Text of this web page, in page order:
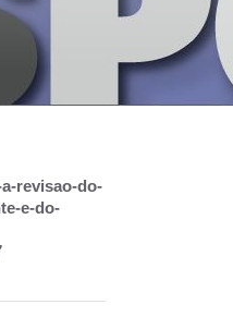
t
revisao-do-
e-do-